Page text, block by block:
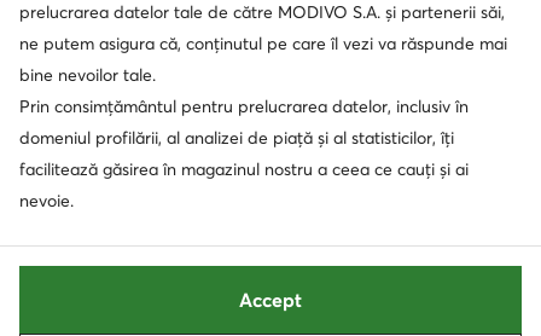
prelucrarea datelor tale de către MODIVO S.A. și partenerii săi,
ne putem asigura că, conținutul pe care îl vezi va răspunde mai
bine nevoilor tale.
Prin consimțământul pentru prelucrarea datelor, inclusiv în
domeniul profilării, al analizei de piață și al statisticilor, îți
facilitează găsirea în magazinul nostru a ceea ce cauți și ai
nevoie.
Accept